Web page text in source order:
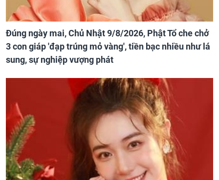
Đúng ngày mai, Chủ Nhật 9/8/2026, Phật Tổ che chở
3 con giáp 'đạp trúng mỏ vàng', tiền bạc nhiều như lá
sung, sự nghiệp vượng phát